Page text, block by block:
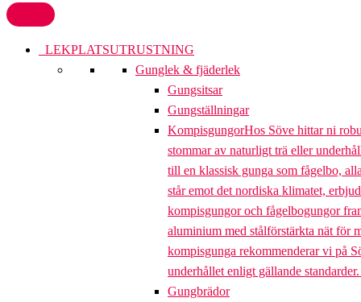
LEKPLATSUTRUSTNING
Gunglek & fjäderlek
Gungsitsar
Gungställningar
KompisgungorHos Söve hittar ni
stommar av naturligt trä eller
till en klassisk gunga som fågelbo,
står emot det nordiska klimatet,
kompisgungor och fågelbogungor
aluminium med stålförstärkta nät för
kompisgunga rekommenderar vi på
underhållet enligt gällande
Gungbrädor